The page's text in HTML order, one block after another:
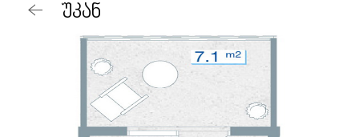
ᲞᲐᲠᲢᲜᲘᲝᲠᲔᲑᲘ
ᲡᲘᲐᲮᲚᲔᲔᲑᲘ
ᲣᲙᲐᲜ